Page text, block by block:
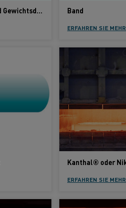
Anschlüsse (Widerstands- und Gewichtsdaten) Band
ERFAHREN SIE MEHR
ERFAHREN SIE MEHR